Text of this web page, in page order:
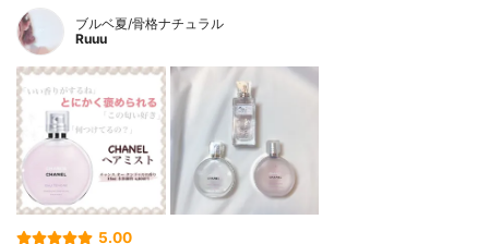
ブルベ夏/骨格ナチュラル
Ruuu
5.00